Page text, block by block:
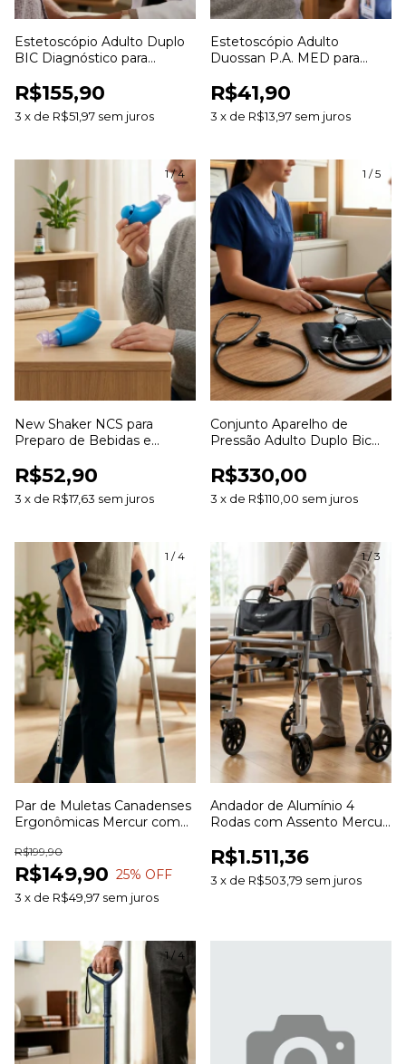
Estetoscópio Adulto Duplo
BIC Diagnóstico para
R$155,90
3 x de R$51,97 sem juros
Estetoscópio Adulto
Duossan P.A. MED para
R$41,90
3 x de R$13,97 sem juros
1/4
New Shaker NCS para
Preparo de Bebidas e
R$52,90
3 x de R$17,63 sem juros
1 /5
Conjunto Aparelho de
Pressão Adulto Duplo Bic
Arterial
R$330,00
3 x de R$110,00 sem juros
1 /4
Par de Muletas Canadenses
Ergonômicas Mercur com
R$149,90
R$199,90
25% OFF
3 x de R$49,97 sem juros
1/3
Andador de Alumínio 4
Rodas com Assento Mercur
R$1.511,36
3 x de R$503,79 sem juros
1/ 4